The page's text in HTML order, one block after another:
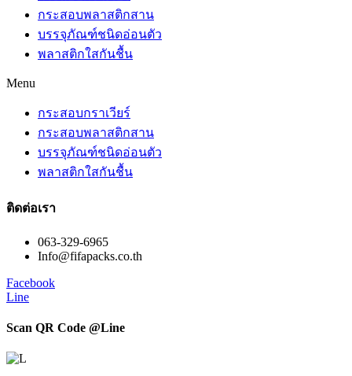
กระสอบพลาสติกสาน
บรรจุภัณฑ์ชนิดอ่อนตัว
พลาสติกใสกันชื้น
Menu
กระสอบกราเวียร์
กระสอบพลาสติกสาน
บรรจุภัณฑ์ชนิดอ่อนตัว
พลาสติกใสกันชื้น
ติดต่อเรา
063-329-6965
Info@fifapacks.co.th
Facebook
Line
Scan QR Code @Line​